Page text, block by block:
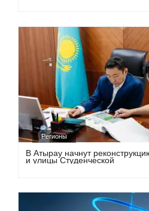
Регионы
В Атырау начнут
и улицы Студенческой